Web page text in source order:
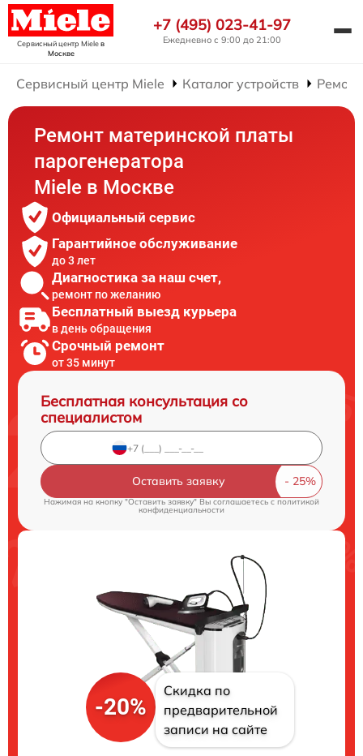
Сервисный центр Mieleв
Москве
+7 (495) 023-41-97
Ежедневно с 9:00 до 21:00
Сервисный центр Miele Каталог устройств
Ремонт материнской платы
парогенератора
Miele в Москве
Официальный сервис
Гарантийное обслуживание
до 3 лет
Диагностика за наш счет,
ремонт по желанию
Бесплатный выезд курьера
в день обращения
Срочный ремонт
от 35 минут
Бесплатная консультация со
специалистом
Оставить заявку
Нажимая на кнопку "Оставить заявку" Вы соглашаетесь cполитикой
конфиденциальности
-20%
Скидка по
предварительной
записи на сайте